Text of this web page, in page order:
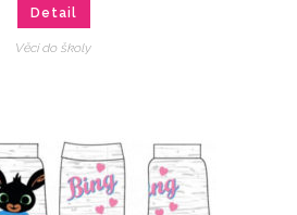
Detail
Věci do školy